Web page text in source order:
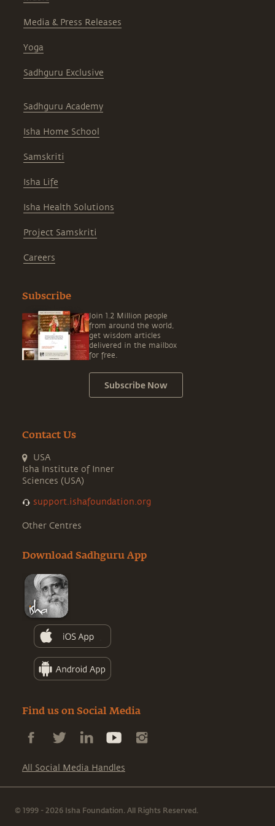
Media & Press Releases
Yoga
Sadhguru Exclusive
Sadhguru Academy
Isha Home School
Samskriti
Isha Life
Isha Health Solutions
Project Samskriti
Careers
Subscribe
Join 1.2 Million people
from around the world,
get wisdom articles
delivered in the mailbox
for free.
Subscribe Now
Contact Us
USA
Isha Institute of Inner
Sciences (USA)
support.ishafoundation.org
Other Centres
Download Sadhguru App
Find us on Social Media
All Social Media Handles
© 1999 - 2026 Isha Foundation. All Rights Reserved.